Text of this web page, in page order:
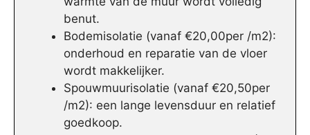
benut.
Bodemisolatie (vanaf €20,00per /m2):
onderhoud en reparatie van de vloer
wordt makkelijker.
Spouwmuurisolatie (vanaf €20,50per
/m2): een lange levensduur en relatief
goedkoop.